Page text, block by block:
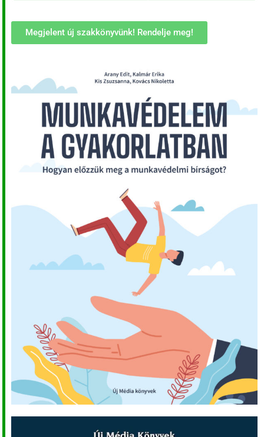
Megjelent új szakkönyvünk! Rendelje meg!